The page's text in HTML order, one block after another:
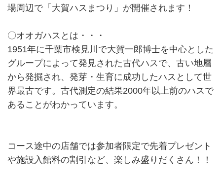
場周辺で「大賀ハスまつり」が開催されます！
〇オオガハスとは・・・
1951年に千葉市検見川で大賀一郎博士を中心とした
グループによって発見された古代ハスで、古い地層
から発掘され、発芽・生育に成功したハスとして世
界最古です。古代測定の結果2000年以上前のハスで
あることがわかっています。
コース途中の店舗では参加者限定で先着プレゼント
や施設入館料の割引など、楽しみ盛りだくさん！！